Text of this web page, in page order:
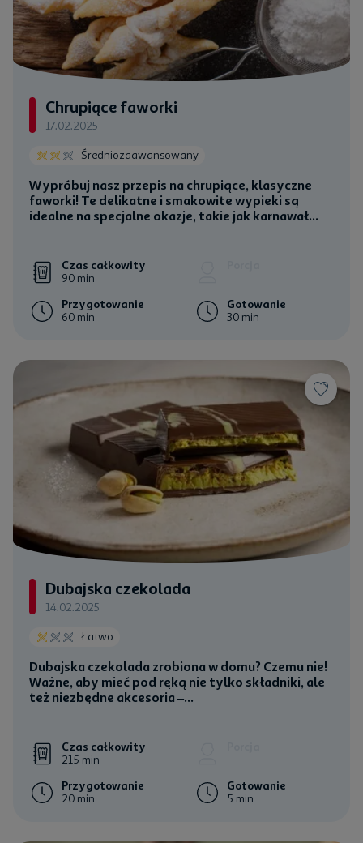
Chrupiące faworki
17.02.2025
Średniozaawansowany
Wypróbuj nasz przepis na chrupiące, klasyczne
faworki! Te delikatne i smakowite wypieki są
idealne na specjalne okazje, takie jak karnawał...
Czas całkowity
90 min
Przygotowanie
60 min
Gotowanie
30 min
Dubajska czekolada
14.02.2025
Łatwo
Dubajska czekolada zrobiona w domu? Czemu nie!
Ważne, aby mieć pod ręką nie tylko składniki, ale
też niezbędne akcesoria –...
Czas całkowity
215 min
Przygotowanie
20 min
Gotowanie
5 min